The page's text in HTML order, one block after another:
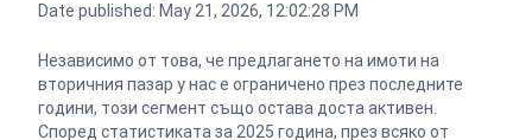
Date published: May 21, 2026, 12:02:28 PM
Независимо от това, че предлагането на имоти на
вторичния пазар у нас е ограничено през последните
години, този сегмент също остава доста активен.
Според статистиката за 2025 година, през всяко от